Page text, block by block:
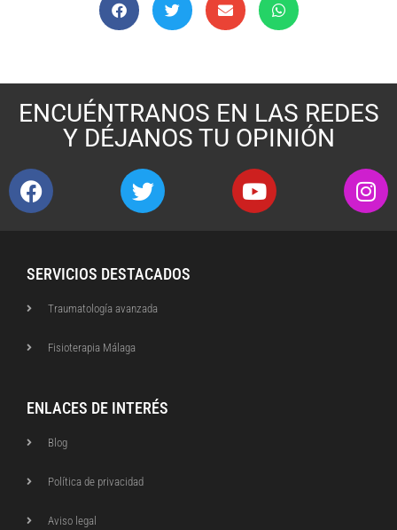
ENCUÉNTRANOS EN LAS REDES
Y DÉJANOS TU OPINIÓN
SERVICIOS DESTACADOS
Traumatología avanzada
Fisioterapia Málaga
ENLACES DE INTERÉS
Blog
Política de privacidad
Aviso legal